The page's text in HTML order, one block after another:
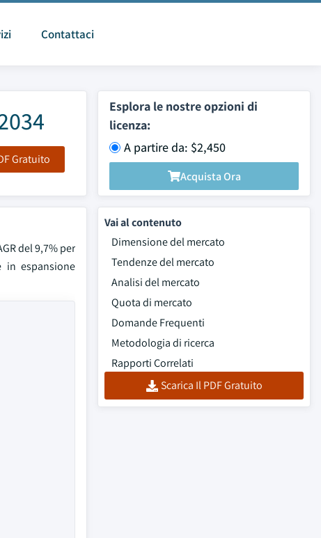
Contattaci
Gratuito
Esplora le nostre opzioni di
licenza:
A partire da: $2,450
Acquista Ora
del 9,7% per
in espansione
Vai al contenuto
Dimensione del mercato
Tendenze del mercato
Analisi del mercato
Quota di mercato
Domande Frequenti
Metodologia di ricerca
Rapporti Correlati
Scarica Il PDF Gratuito